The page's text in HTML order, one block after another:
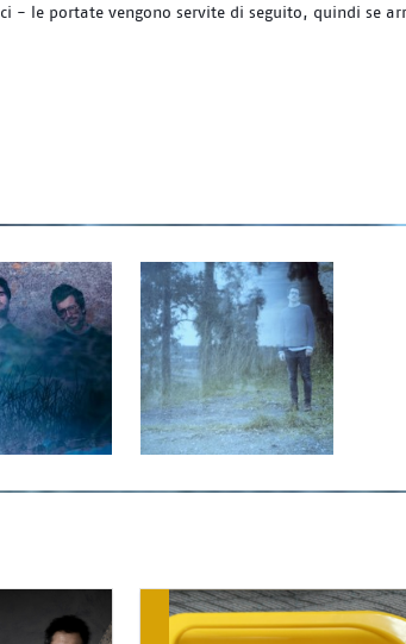
le portate vengono servite di seguito, quindi se